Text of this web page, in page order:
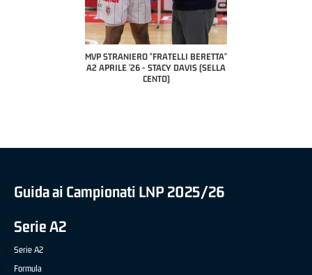
MVP STRANIERO "FRATELLI BERETTA"
A2 APRILE '26 - STACY DAVIS (SELLA
CENTO)
Guida ai Campionati LNP 2025/26
Serie A2
Serie A2
Formula